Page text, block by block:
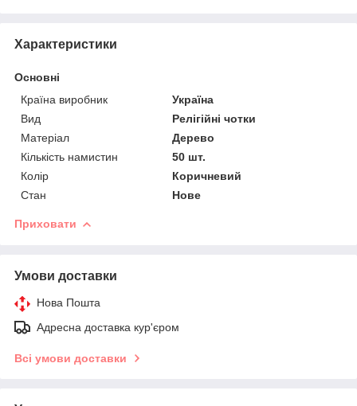
Характеристики
Основні
Країна виробник
Україна
Вид
Релігійні чотки
Матеріал
Дерево
Кількість намистин
50 шт.
Колір
Коричневий
Стан
Нове
Приховати
Умови доставки
Нова Пошта
Адресна доставка кур'єром
Всі умови доставки